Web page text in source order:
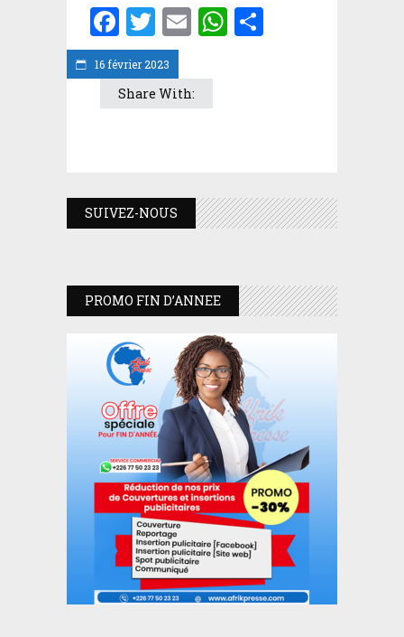
16 février 2023
Facebook
Twitter
EmailWhatsApp
Share With:
SUIVEZ-NOUS
PROMO FIN D’ANNEE